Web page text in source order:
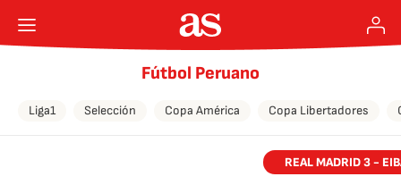
Fútbol Peruano
Liga1 Selección Copa América Copa Libertadores
REAL MADRID 3 -